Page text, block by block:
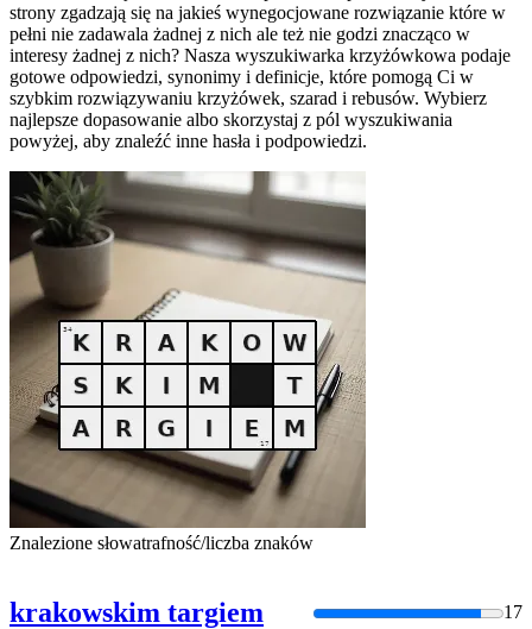
strony zgadzają się na jakieś wynegocjowane rozwiązanie które w
pełni nie zadawala żadnej z nich ale też nie godzi znacząco w
interesy żadnej z nich? Nasza wyszukiwarka krzyżówkowa podaje
gotowe odpowiedzi, synonimy i definicje, które pomogą Ci w
szybkim rozwiązywaniu krzyżówek, szarad i rebusów. Wybierz
najlepsze dopasowanie albo skorzystaj z pól wyszukiwania
powyżej, aby znaleźć inne hasła i podpowiedzi.
Znalezione słowatrafność/liczba znaków
krakowskim targiem 17